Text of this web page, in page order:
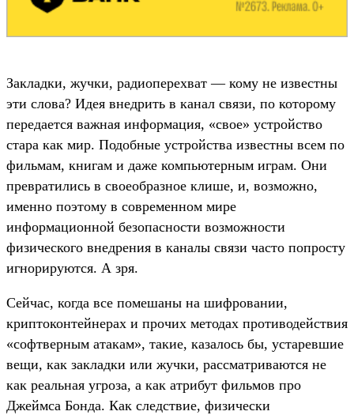
Закладки, жучки, радиоперехват — кому не известны
эти слова? Идея внедрить в канал связи, по которому
передается важная информация, «свое» устройство
стара как мир. Подобные устройства известны всем по
фильмам, книгам и даже компьютерным играм. Они
превратились в своеобразное клише, и, возможно,
именно поэтому в современном мире
информационной безопасности возможности
физического внедрения в каналы связи часто попросту
игнорируются. А зря.
Сейчас, когда все помешаны на шифровании,
криптоконтейнерах и прочих методах противодействия
«софтверным атакам», такие, казалось бы, устаревшие
вещи, как закладки или жучки, рассматриваются не
как реальная угроза, а как атрибут фильмов про
Джеймса Бонда. Как следствие, физически